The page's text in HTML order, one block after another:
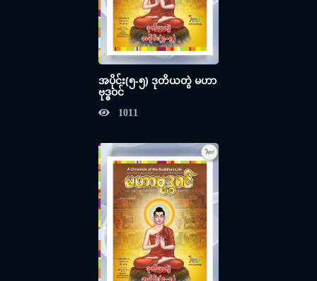
အပိုင်း(၅-၅) ဒုတိယတွဲ မဟာ
ဗုဒ္ဓဝင်
1011